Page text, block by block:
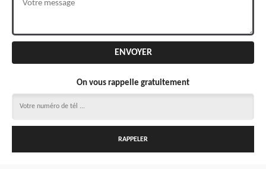
On vous rappelle gratuitement